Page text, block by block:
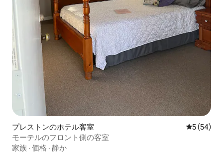
プレストンのホテル客室 レビュー
5 (54)
モーテルのフロント側の客室
家族 · 価格 · 静か